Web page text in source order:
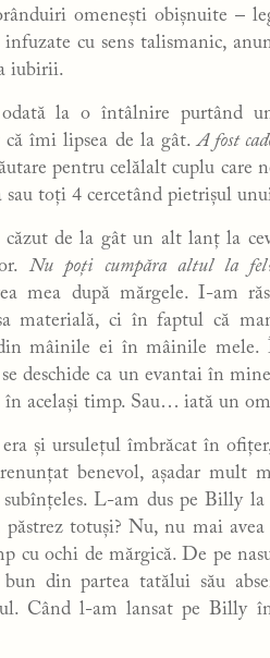
omenești obișnuite –
infuzate cu sens talismanic,
iubirii.
la o întâlnire purtând
că îmi lipsea de la gât.A fost
pentru celălalt cuplu care
sau toți 4 cercetând pietrișul
de la gât un alt lanț la
Nu poți cumpăra altul la
mea după mărgele. I-am
materială, ci în faptul că
mâinile ei în mâinile mele.
deschide ca un evantai în
același timp. Sau… iată un om
și ursulețul îmbrăcat în
benevol, așadar mult
subînțeles. L-am dus pe Billy
păstrez totuși? Nu, nu mai
cu ochi de mărgică. De pe
bun din partea tatălui său
Când l-am lansat pe Billy